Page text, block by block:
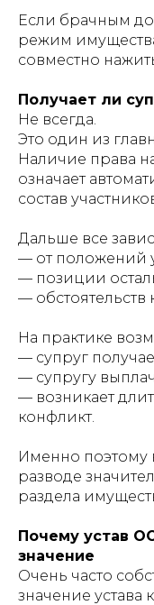
Если брачным
режим
совместно
Получает ли
Не всегда.
Это один из
Наличие права
означает
состав
Дальше все
— от положений
— позиции
— обстоятельств
На практике
— супруг
— супругу
— возникает
конфликт.
Именно поэтому
разводе
раздела
Почему устав
значение
Очень часто
значение устава